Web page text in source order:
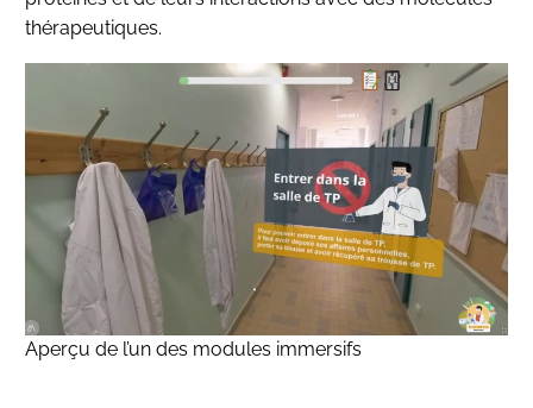
thérapeutiques.
Aperçu de l’un des modules immersifs